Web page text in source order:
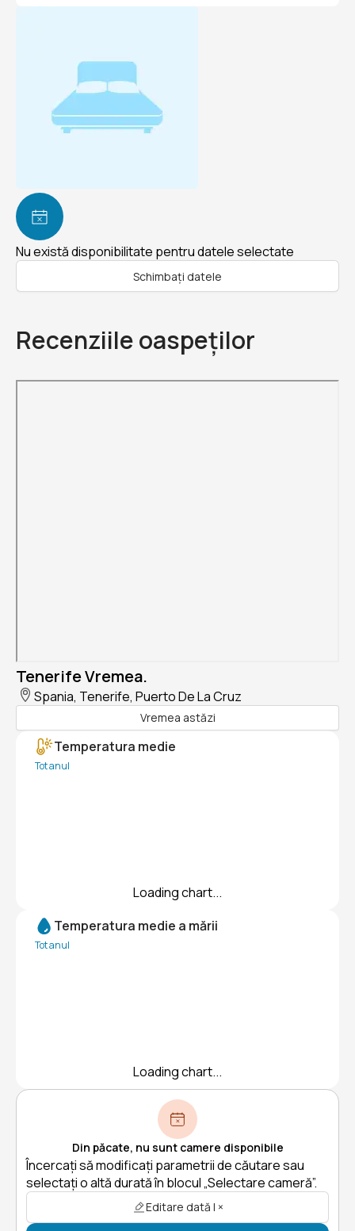
Nu există disponibilitate pentru datele selectate
Schimbați datele
Recenziile oaspeților
Tenerife Vremea.
Spania, Tenerife, Puerto De La Cruz
Vremea astăzi
Temperatura medie
Tot anul
Loading chart...
Temperatura medie a mării
Tot anul
Loading chart...
Din păcate, nu sunt camere disponibile
Încercați să modificați parametrii de căutare sau
selectați o altă durată în blocul „Selectare cameră”.
Editare dată | ×